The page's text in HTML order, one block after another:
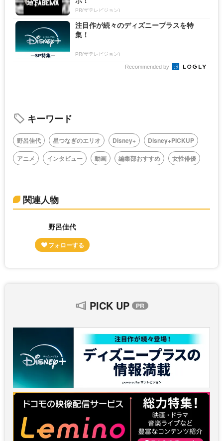
PR(ザテレビジョン)
注目作が続々のディズニープラスを特
集！
PR(ザテレビジョン)
Recommended by
キーワード
野呂佳代 星つなぎのエリオ Disney+
Disney+PICKUP
アニメ
インタビュー 動画 編集部おすすめ 女性俳優
関連人物
野呂佳代
PICK UP